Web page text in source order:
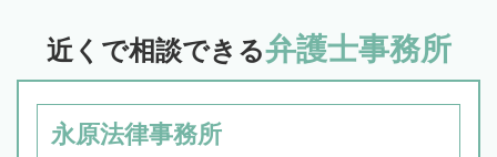
近くで相談できる弁護士事務所
永原法律事務所